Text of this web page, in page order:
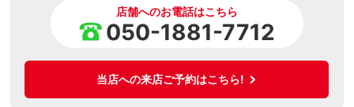
店舗へのお電話はこちら
050-1881-7712
当店への来店ご予約はこちら!